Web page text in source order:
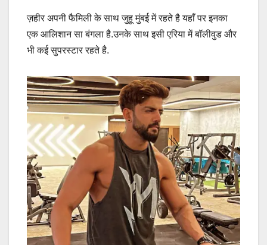
ज़हीर अपनी फैमिली के साथ जुहू मुंबई में रहते है यहाँ पर इनका
एक आलिशान सा बंगला है.उनके साथ इसी एरिया में बॉलीवुड और
भी कई सुपरस्टार रहते है.